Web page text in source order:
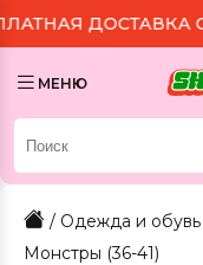
ОТ 299 ЛЕЙ
МЕНЮ
/ Одежда и обувь
Монстры (36-41)